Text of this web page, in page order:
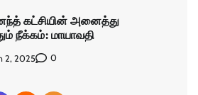
கட்சியின் அனைத்து
நீக்கம்: மாயாவதி
2, 2025 0